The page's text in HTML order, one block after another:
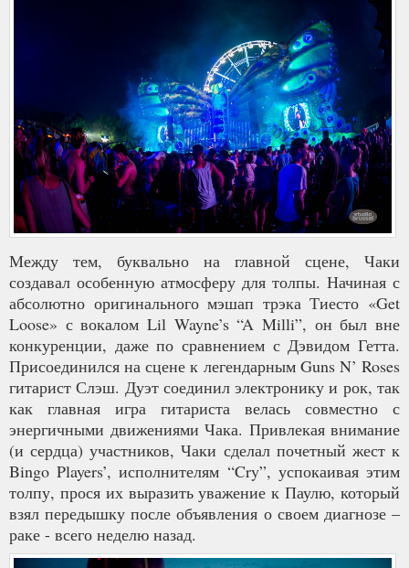
Между тем, буквально на главной сцене, Чаки
создавал особенную атмосферу для толпы. Начиная с
абсолютно оригинального мэшап трэка Тиесто «Get
Loose» с вокалом Lil Wayne’s “A Milli”, он был вне
конкуренции, даже по сравнением с Дэвидом Гетта.
Присоединился на сцене к легендарным Guns N’ Roses
гитарист Слэш. Дуэт соединил электронику и рок, так
как главная игра гитариста велась совместно с
энергичными движениями Чака. Привлекая внимание
(и сердца) участников, Чаки сделал почетный жест к
Bingo Players’, исполнителям “Cry”, успокаивая этим
толпу, прося их выразить уважение к Паулю, который
взял передышку после объявления о своем диагнозе –
раке - всего неделю назад.